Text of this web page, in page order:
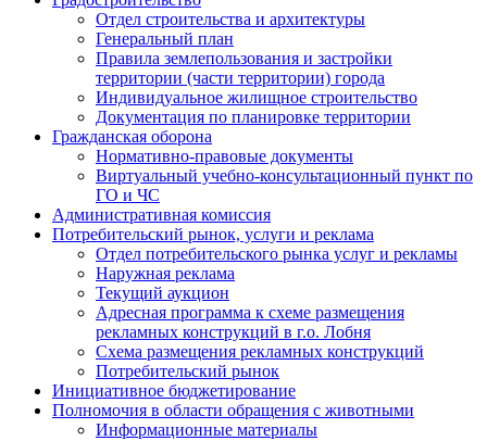
Отдел строительства и архитектуры
Генеральный план
Правила землепользования и застройки
территории (части территории) города
Индивидуальное жилищное строительство
Документация по планировке территории
Гражданская оборона
Н​ормативно-правовые документы
Виртуальный учебно-консультационный пункт по
ГО и ЧС
Административная комиссия
Потребительский рынок, услуги и реклама
Отдел потребительского рынка услуг и рекламы
Наружная реклама
Текущий аукцион
Адресная программа к схеме размещения
рекламных конструкций в г.о. Лобня
Схема размещения рекламных конструкций
Потребительский рынок
Инициативное бюджетирование
Полномочия в области обращения с животными
Информационные материалы